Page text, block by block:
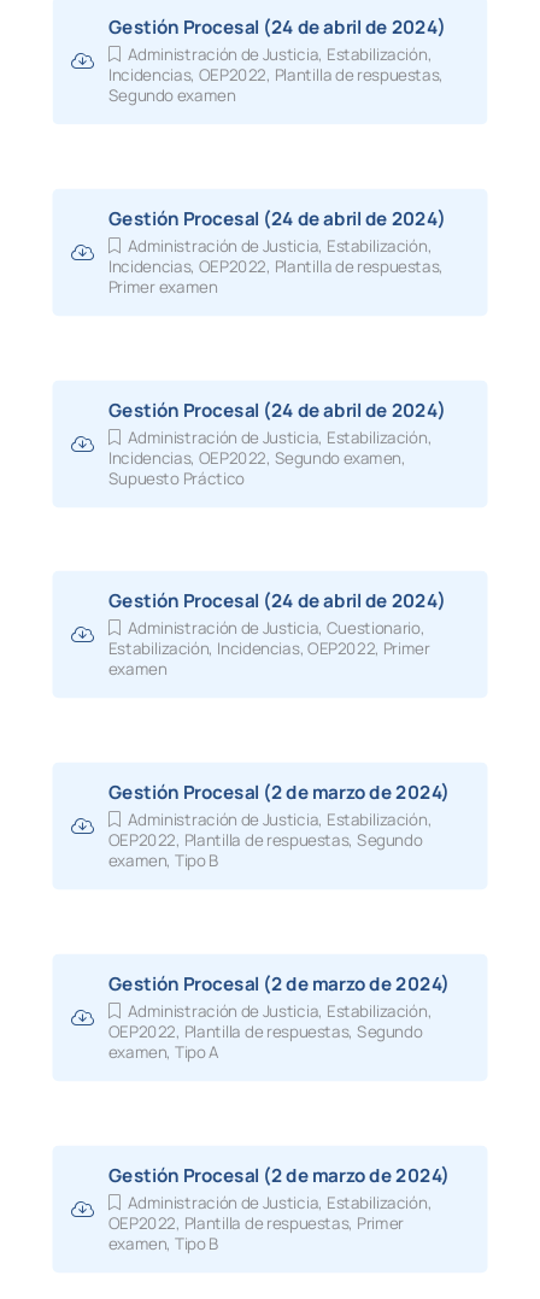
Gestión Procesal (24 de abril de 2024)
Administración de Justicia, Estabilización,
Incidencias, OEP2022, Plantilla de respuestas,
Segundo examen
Gestión Procesal (24 de abril de 2024)
Administración de Justicia, Estabilización,
Incidencias, OEP2022, Plantilla de respuestas,
Primer examen
Gestión Procesal (24 de abril de 2024)
Administración de Justicia, Estabilización,
Incidencias, OEP2022, Segundo examen,
Supuesto Práctico
Gestión Procesal (24 de abril de 2024)
Administración de Justicia, Cuestionario,
Estabilización, Incidencias,OEP2022, Primer
examen
Gestión Procesal (2 de marzo de 2024)
Administración de Justicia, Estabilización,
OEP2022, Plantilla de respuestas,Segundo
examen, Tipo B
Gestión Procesal (2 de marzo de 2024)
Administración de Justicia, Estabilización,
OEP2022, Plantilla de respuestas,Segundo
examen, Tipo A
Gestión Procesal (2 de marzo de 2024)
Administración de Justicia, Estabilización,
OEP2022, Plantilla de respuestas, Primer
examen, Tipo B